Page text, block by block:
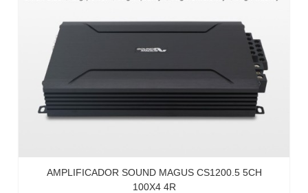
AMPLIFICADOR SOUND MAGUS CS1200.5 5CH
100X4 4R